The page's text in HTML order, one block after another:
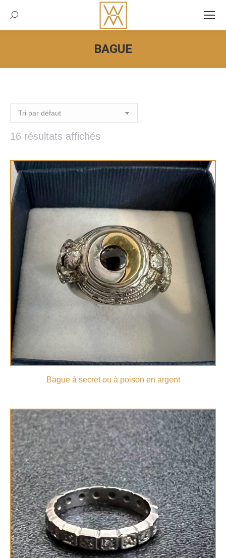
Recherche:
BAGUE
Vous êtes ici :
16 résultats affichés
Bague à secret ou à poison en argent